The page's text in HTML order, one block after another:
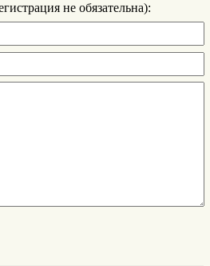
не обязательна):